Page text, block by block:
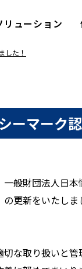
リューション
した！
ーマーク
般財団法人日
更新をいたしま
な取り扱いと